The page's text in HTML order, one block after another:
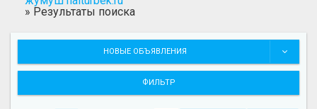
» Результаты поиска
НОВЫЕ ОБЪЯВЛЕНИЯ
ФИЛЬТР